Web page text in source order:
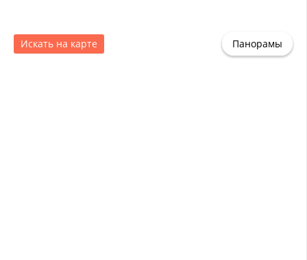
Искать на карте Панорамы